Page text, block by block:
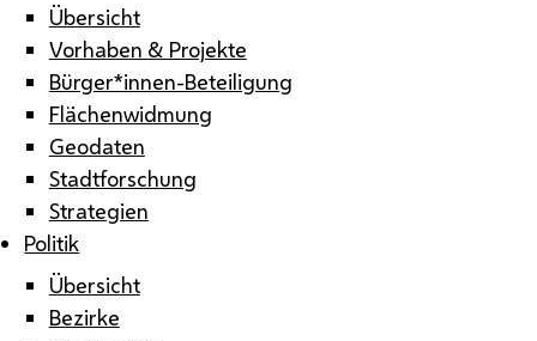
Übersicht
Vorhaben & Projekte
Bürger*innen-Beteiligung
Flächenwidmung
Geodaten
Stadtforschung
Strategien
Politik
Übersicht
Bezirke